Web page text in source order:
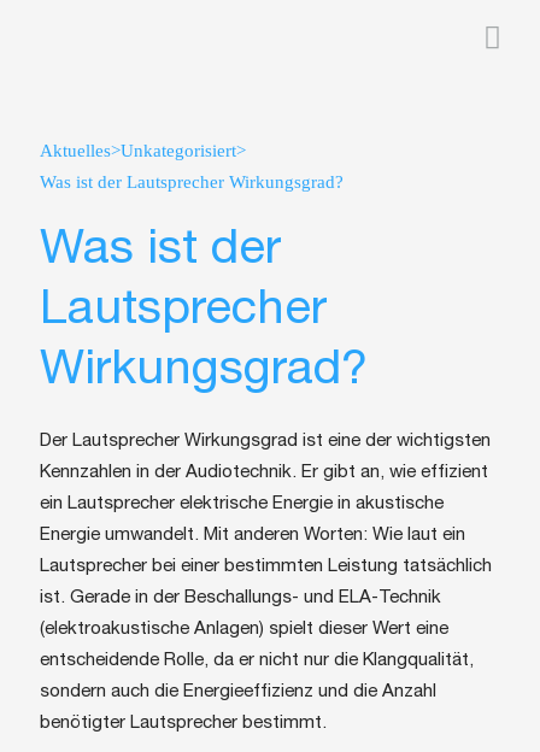
Aktuelles>Unkategorisiert>
Was ist der Lautsprecher Wirkungsgrad?
Was ist der
Lautsprecher
Wirkungsgrad?
Der Lautsprecher Wirkungsgrad ist eine der wichtigsten
Kennzahlen in der Audiotechnik. Er gibt an, wie effizient
ein Lautsprecher elektrische Energie in akustische
Energie umwandelt. Mit anderen Worten: Wie laut ein
Lautsprecher bei einer bestimmten Leistung tatsächlich
ist. Gerade in der Beschallungs- und ELA-Technik
(elektroakustische Anlagen) spielt dieser Wert eine
entscheidende Rolle, da er nicht nur die Klangqualität,
sondern auch die Energieeffizienz und die Anzahl
benötigter Lautsprecher bestimmt.